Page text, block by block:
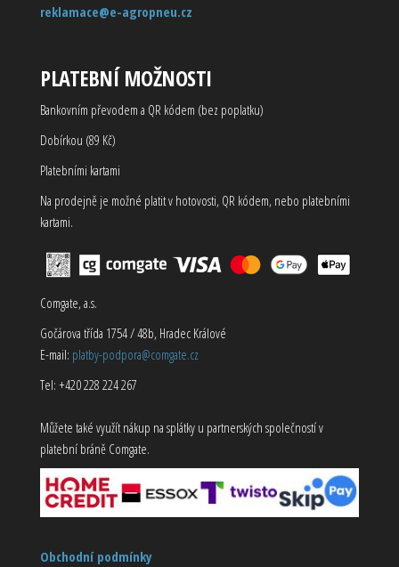
reklamace@e-agropneu.cz
PLATEBNÍ MOŽNOSTI
Bankovním převodem a QR kódem (bez poplatku)
Dobírkou (89 Kč)
Platebními kartami
Na prodejně je možné platit v hotovosti, QR kódem, nebo platebními
kartami.
Comgate, a.s.
Gočárova třída 1754 / 48b, Hradec Králové
E-mail: platby-podpora@comgate.cz
Tel: +420 228 224 267
Můžete také využít nákup na splátky u partnerských společností v
platební bráně Comgate.
Obchodní podmínky